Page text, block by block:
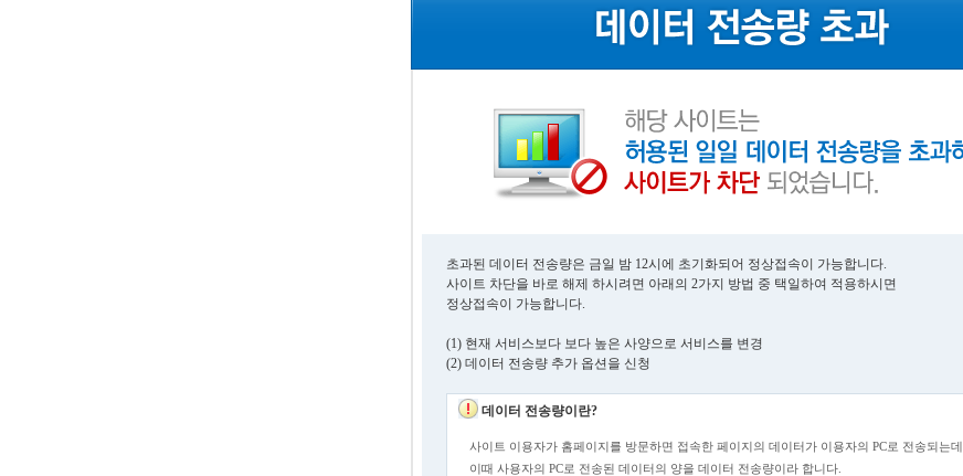
초과된 데이터 전송량은 금일 밤 12시에 초기화되어 정상접속이 가능합니다.
사이트 차단을 바로 해제 하시려면 아래의 2가지 방법 중 택일하여 적용하시면
정상접속이 가능합니다.
(1) 현재 서비스보다 보다 높은 사양으로 서비스를 변경
(2) 데이터 전송량 추가 옵션을 신청
데이터 전송량이란?
사이트 이용자가 홈페이지를 방문하면 접속한 페이지의 데이터가 이용자의 PC로 전송되는데,
이때 사용자의 PC로 전송된 데이터의 양을 데이터 전송량이라 합니다.